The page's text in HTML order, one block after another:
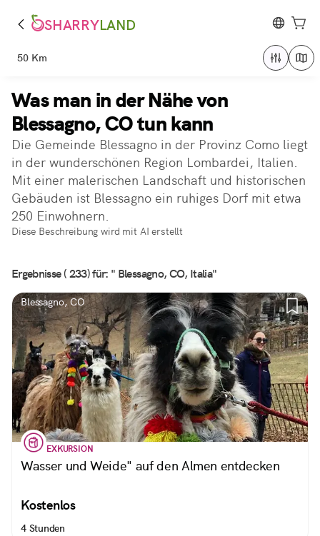
SHARRYLAND
50 Km
Was man in der Nähe von
Blessagno, CO tun kann
Die Gemeinde Blessagno in der Provinz Como liegt
in der wunderschönen Region Lombardei, Italien.
Mit einer malerischen Landschaft und historischen
Gebäuden ist Blessagno ein ruhiges Dorf mit etwa
250 Einwohnern.
Diese Beschreibung wird mit AI erstellt
Ergebnisse ( 233) für: " Blessagno, CO, Italia"
Blessagno, CO
EXKURSION
Wasser und Weide" auf den Almen entdecken
Kostenlos
4 Stunden